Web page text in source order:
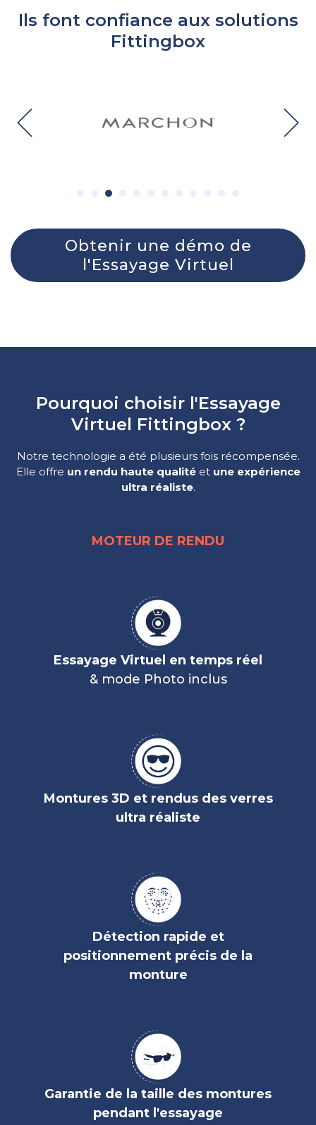
Ils font confiance aux solutions
Fittingbox
Obtenir une démo de
l'Essayage Virtuel
Pourquoi choisir l'Essayage
Virtuel Fittingbox ?
Notre technologie a été plusieurs fois récompensée.
Elle offre un rendu haute qualitéet une expérience
ultra réaliste.
MOTEUR DE RENDU
Essayage Virtuel en temps réel
& mode Photo inclus
Montures 3D et rendus des verres
ultra réaliste
Détection rapide et
positionnement précis de la
monture
Garantie de la taille des montures
pendant l'essayage